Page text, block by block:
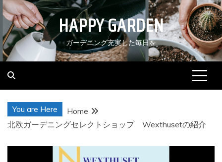
Skip
to
content
HAPPY GARDEN
ガーデニング充実した毎日を
You are Here
Home
北欧ガーデニングセレクトショップ Wexthusetの紹介